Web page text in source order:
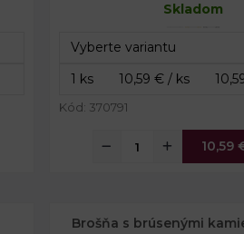
Skladom
Kód: 370791
10,59
Brošňa s brúsenými